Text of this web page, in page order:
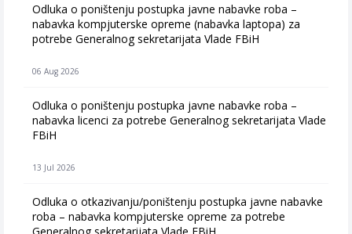
Odluka o poništenju postupka javne nabavke roba –
nabavka kompjuterske opreme (nabavka laptopa) za
potrebe Generalnog sekretarijata Vlade FBiH
06 Aug 2026
Odluka o poništenju postupka javne nabavke roba –
nabavka licenci za potrebe Generalnog sekretarijata Vlade
FBiH
13 Jul 2026
Odluka o otkazivanju/poništenju postupka javne nabavke
roba – nabavka kompjuterske opreme za potrebe
Generalnog sekretarijata Vlade FBiH